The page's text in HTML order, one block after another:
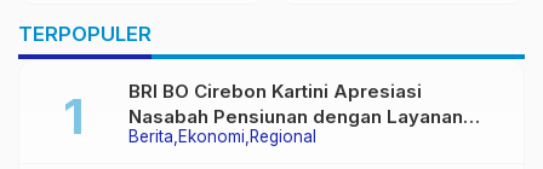
Narkoba
TERPOPULER
Berita Ekonomi Regional
BRI BO Cirebon Kartini Apresiasi
Nasabah Pensiunan dengan Layanan
Terpadu, Literasi Keuangan hingga